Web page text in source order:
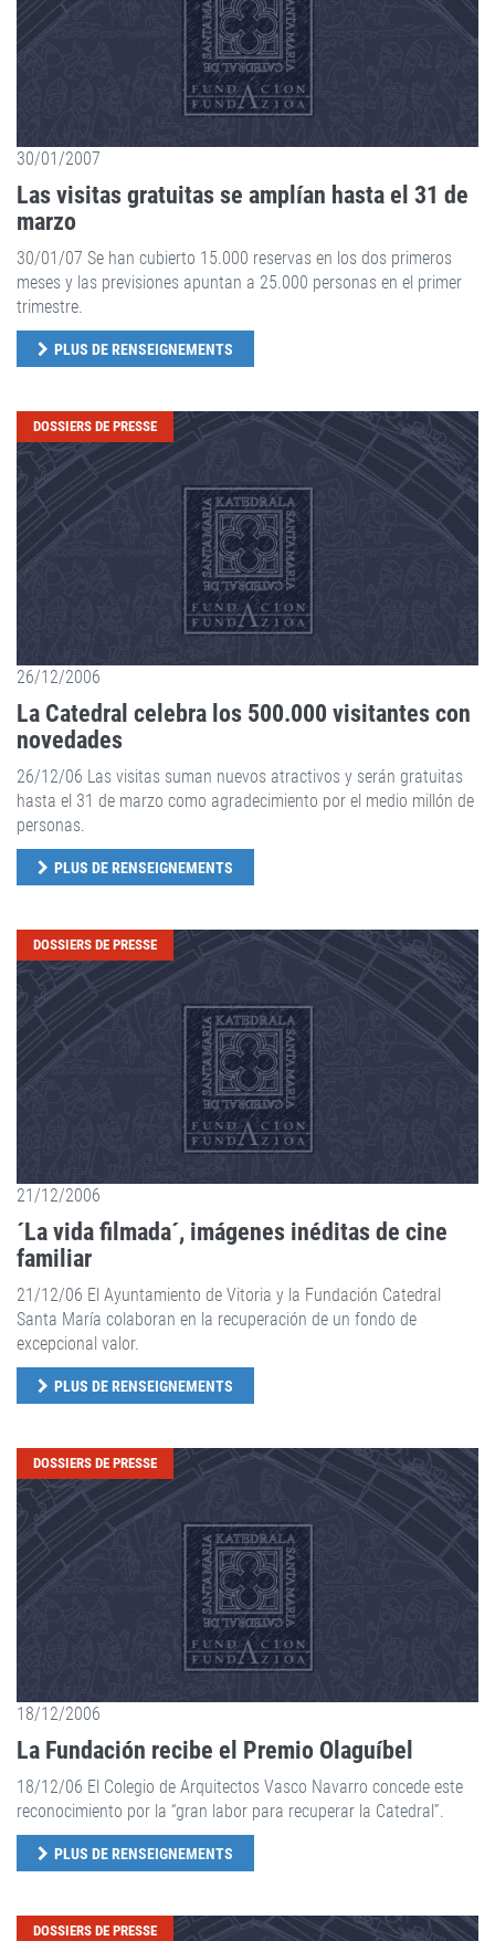
30/01/2007
Las visitas gratuitas se amplían hasta el 31 de
marzo
30/01/07 Se han cubierto 15.000 reservas en los dos primeros
meses y las previsiones apuntan a 25.000 personas en el primer
trimestre.
PLUS DE RENSEIGNEMENTS
DOSSIERS DE PRESSE
26/12/2006
La Catedral celebra los 500.000 visitantes con
novedades
26/12/06 Las visitas suman nuevos atractivos y serán gratuitas
hasta el 31 de marzo como agradecimiento por el medio millón de
personas.
PLUS DE RENSEIGNEMENTS
DOSSIERS DE PRESSE
21/12/2006
´La vida filmada´, imágenes inéditas de cine
familiar
21/12/06 El Ayuntamiento de Vitoria y la Fundación Catedral
Santa María colaboran en la recuperación de un fondo de
excepcional valor.
PLUS DE RENSEIGNEMENTS
DOSSIERS DE PRESSE
18/12/2006
La Fundación recibe el Premio Olaguíbel
18/12/06 El Colegio de Arquitectos Vasco Navarro concede este
reconocimiento por la “gran labor para recuperar la Catedral”.
PLUS DE RENSEIGNEMENTS
DOSSIERS DE PRESSE